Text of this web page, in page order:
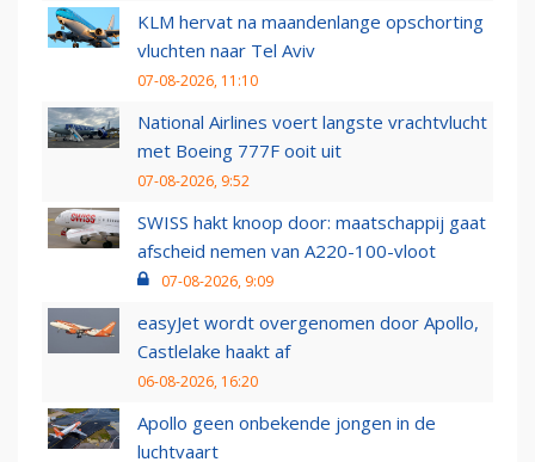
KLM hervat na maandenlange opschorting
vluchten naar Tel Aviv
07-08-2026, 11:10
National Airlines voert langste vrachtvlucht
met Boeing 777F ooit uit
07-08-2026, 9:52
SWISS hakt knoop door: maatschappij gaat
afscheid nemen van A220-100-vloot
07-08-2026, 9:09
easyJet wordt overgenomen door Apollo,
Castlelake haakt af
06-08-2026, 16:20
Apollo geen onbekende jongen in de
luchtvaart